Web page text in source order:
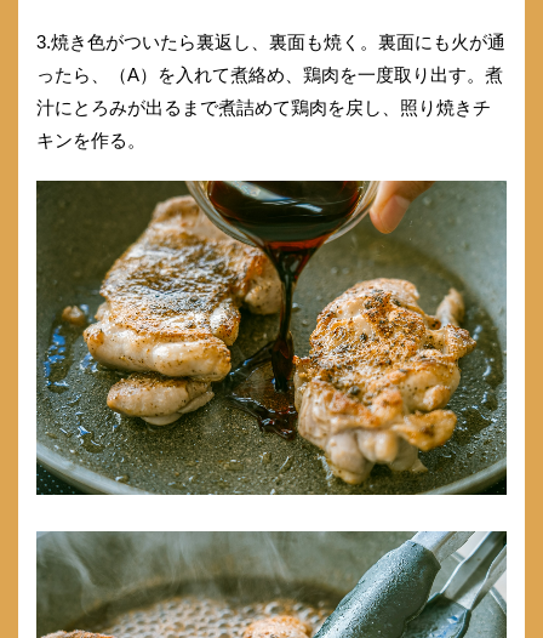
3.焼き色がついたら裏返し、裏面も焼く。裏面にも火が通
ったら、（A）を入れて煮絡め、鶏肉を一度取り出す。煮
汁にとろみが出るまで煮詰めて鶏肉を戻し、照り焼きチ
キンを作る。